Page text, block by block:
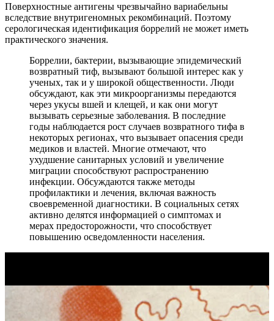
Поверхностные антигены чрезвычайно вариабельны
вследствие внутригеномных рекомбинаций. Поэтому
серологическая идентификация боррелий не может иметь
практического значения.
Боррелии, бактерии, вызывающие эпидемический
возвратный тиф, вызывают большой интерес как у
ученых, так и у широкой общественности. Люди
обсуждают, как эти микроорганизмы передаются
через укусы вшей и клещей, и как они могут
вызывать серьезные заболевания. В последние
годы наблюдается рост случаев возвратного тифа в
некоторых регионах, что вызывает опасения среди
медиков и властей. Многие отмечают, что
ухудшение санитарных условий и увеличение
миграции способствуют распространению
инфекции. Обсуждаются также методы
профилактики и лечения, включая важность
своевременной диагностики. В социальных сетях
активно делятся информацией о симптомах и
мерах предосторожности, что способствует
повышению осведомленности населения.